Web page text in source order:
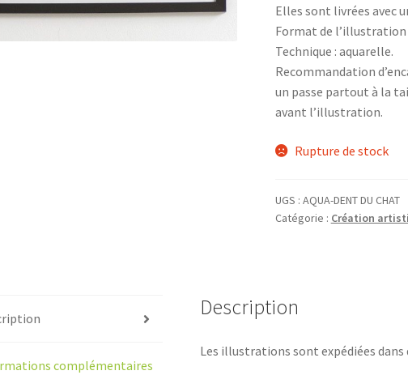
Elles sont livrées avec
Format de l’illustration
Technique : aquarelle.
Recommandation
un passe partout à la
avant l’illustration.
Rupture de stock
UGS : AQUA-DENT DU CHAT
Catégorie : Création
complémentaires
Description
Les illustrations sont expédiées